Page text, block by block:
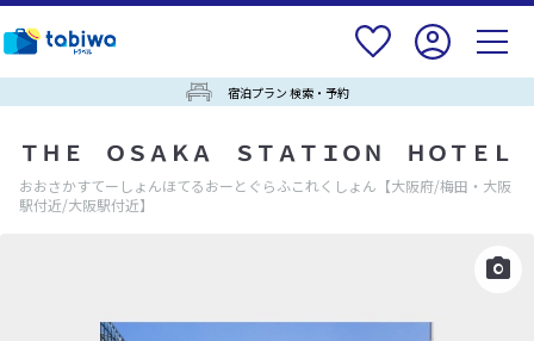
宿泊プラン 検索・予約
ＴＨＥ ＯＳＡＫＡ ＳＴＡＴＩＯＮ ＨＯＴＥＬ
おおさかすてーしょんほてるおーとぐらふこれくしょん 【大阪府/梅田・大阪
駅付近/大阪駅付近】